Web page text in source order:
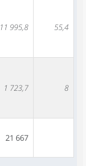
11 995,8 55,4
1 723,7 8
21 667